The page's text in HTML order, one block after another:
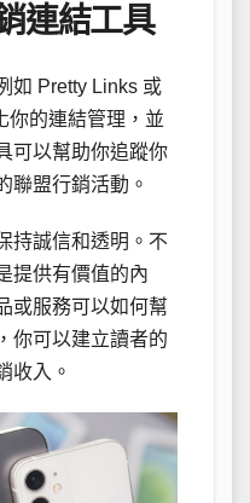
連結工具
如 Pretty Links 或
你的連結管理，並
可以幫助你追蹤你
聯盟行銷活動。
持誠信和透明。不
提供有價值的內
或服務可以如何幫
你可以建立讀者的
收入。